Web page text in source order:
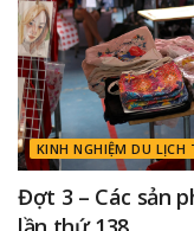
KINH NGHIỆM DU LỊCH
Đợt 3 – Các sản